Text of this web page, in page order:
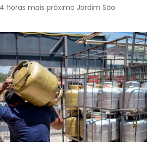
horas mais próximo Jardim São